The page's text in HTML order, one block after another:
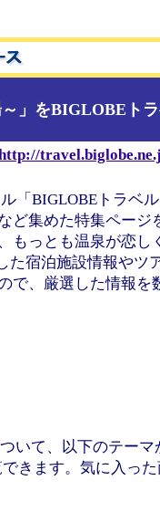
」をBIGLOBEト
「BIGLOBEトラベ
ど集めた特集ページ
もっとも温泉が恋し
た宿泊施設情報やツ
で、厳選した情報を
いて、以下のテーマ
きます。気に入っ